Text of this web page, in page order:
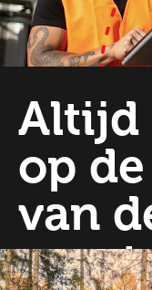
Altijd
op
van